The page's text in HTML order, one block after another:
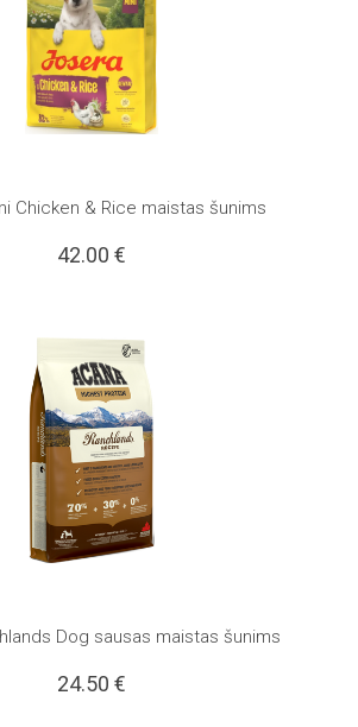
Chicken & Rice maistas šunims
42.00 €
Dog sausas maistas šunims
24.50 €